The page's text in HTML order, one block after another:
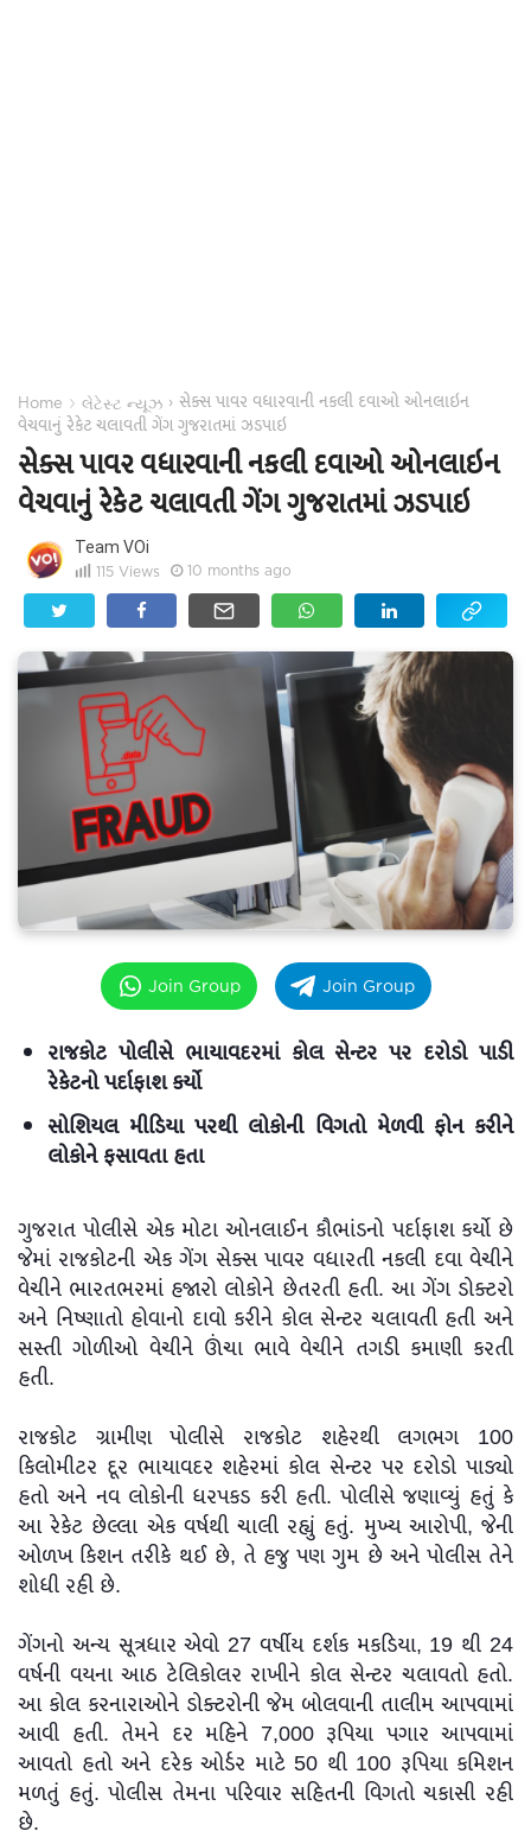
Home › લેટેસ્ટ ન્યૂઝ › સેક્સ પાવર વધારવાની નકલી દવાઓ ઓનલાઇન
વેચવાનું રેકેટ ચલાવતી ગેંગ ગુજરાતમાં ઝડપાઇ
સેક્સ પાવર વધારવાની નકલી દવાઓ ઓનલાઇન
વેચવાનું રેકેટ ચલાવતી ગેંગ ગુજરાતમાં ઝડપાઇ
Team VOi
115 Views 10 months ago
Join Group Join Group
રાજકોટ પોલીસે ભાયાવદરમાં કોલ સેન્ટર પર દરોડો પાડી
રેકેટનો પર્દાફાશ કર્યો
સોશિયલ મીડિયા પરથી લોકોની વિગતો મેળવી ફોન કરીને
લોકોને ફસાવતા હતા
ગુજરાત પોલીસે એક મોટા ઓનલાઈન કૌભાંડનો પર્દાફાશ કર્યો છે
જેમાં રાજકોટની એક ગેંગ સેક્સ પાવર વધારતી નકલી દવા વેચીને
વેચીને ભારતભરમાં હજારો લોકોને છેતરતી હતી. આ ગેંગ ડોક્ટરો
અને નિષ્ણાતો હોવાનો દાવો કરીને કોલ સેન્ટર ચલાવતી હતી અને
સસ્તી ગોળીઓ વેચીને ઊંચા ભાવે વેચીને તગડી કમાણી કરતી
હતી.
રાજકોટ ગ્રામીણ પોલીસે રાજકોટ શહેરથી લગભગ 100
કિલોમીટર દૂર ભાયાવદર શહેરમાં કોલ સેન્ટર પર દરોડો પાડ્યો
હતો અને નવ લોકોની ધરપકડ કરી હતી. પોલીસે જણાવ્યું હતું કે
આ રેકેટ છેલ્લા એક વર્ષથી ચાલી રહ્યું હતું. મુખ્ય આરોપી, જેની
ઓળખ કિશન તરીકે થઈ છે, તે હજુ પણ ગુમ છે અને પોલીસ તેને
શોધી રહી છે.
ગેંગનો અન્ય સૂત્રધાર એવો 27 વર્ષીય દર્શક મકડિયા, 19 થી 24
વર્ષની વયના આઠ ટેલિકોલર રાખીને કોલ સેન્ટર ચલાવતો હતો.
આ કોલ કરનારાઓને ડોક્ટરોની જેમ બોલવાની તાલીમ આપવામાં
આવી હતી. તેમને દર મહિને 7,000 રૂપિયા પગાર આપવામાં
આવતો હતો અને દરેક ઓર્ડર માટે 50 થી 100 રૂપિયા કમિશન
મળતું હતું. પોલીસ તેમના પરિવાર સહિતની વિગતો ચકાસી રહી
છે.